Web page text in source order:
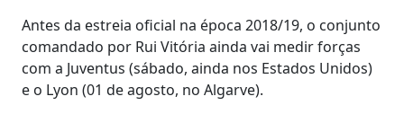
Antes da estreia oficial na época 2018/19, o conjunto
comandado por Rui Vitória ainda vai medir forças
com a Juventus (sábado, ainda nos Estados Unidos)
e o Lyon (01 de agosto, no Algarve).